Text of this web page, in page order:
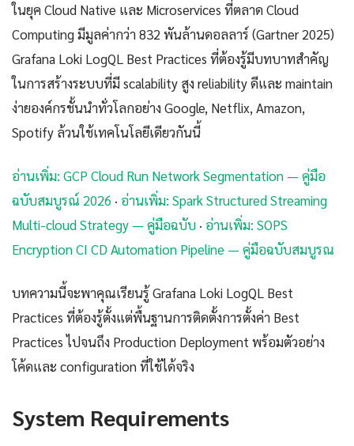
ในยุค Cloud Native และ Microservices ที่ตลาด Cloud
Computing มีมูลค่ากว่า 832 พันล้านดอลลาร์ (Gartner 2025)
Grafana Loki LogQL Best Practices ที่ต้องรู้มีบทบาทสำคัญ
ในการสร้างระบบที่มี scalability สูง reliability ดีและ maintain
ง่ายองค์กรชั้นนำทั่วโลกอย่าง Google, Netflix, Amazon,
Spotify ล้วนใช้เทคโนโลยีเดียวกันนี้
อ่านเพิ่ม: GCP Cloud Run Network Segmentation — คู่มือ
ฉบับสมบูรณ์ 2026 · อ่านเพิ่ม: Spark Structured Streaming
Multi-cloud Strategy — คู่มือฉบับ · อ่านเพิ่ม: SOPS
Encryption CI CD Automation Pipeline — คู่มือฉบับสมบูรณ
บทความนี้จะพาคุณเรียนรู้ Grafana Loki LogQL Best
Practices ที่ต้องรู้ตั้งแต่พื้นฐานการติดตั้งการตั้งค่า Best
Practices ไปจนถึง Production Deployment พร้อมตัวอย่าง
โค้ดและ configuration ที่ใช้ได้จริง
System Requirements